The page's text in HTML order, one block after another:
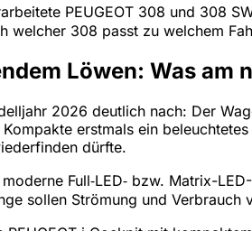
PEUGEOT 308 und 308
welcher 308 passt zu welchem
Löwen: Was am
2026 deutlich nach: Der
erstmals ein
dürfte.
Full‑LED‑ bzw. Matrix-
sollen Strömung und